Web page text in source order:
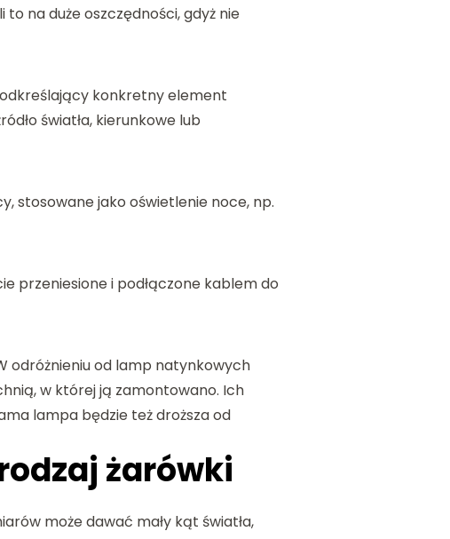
na duże oszczędności, gdyż nie
konkretny element
światła, kierunkowe lub
stosowane jako oświetlenie noce, np.
przeniesione i podłączone kablem do
odróżnieniu od lamp natynkowych
w której ją zamontowano. Ich
lampa będzie też droższa od
żarówki
może dawać mały kąt światła,